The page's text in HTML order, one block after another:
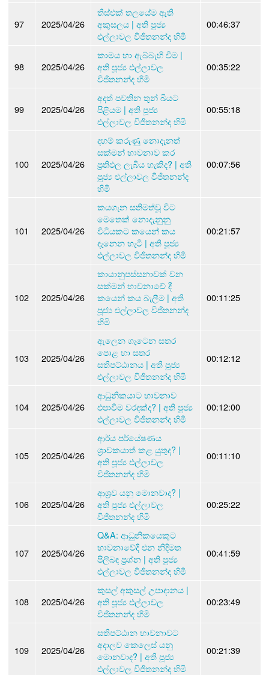
97 2025/04/26
තිස්එක් තලයේම ඇති
අකුසලය | අති පූජ්‍ය
එල්ලාවල විජිතනන්ද හිමි
00:46:37
98 2025/04/26
කාමය හා ඇබ්බැහි වීම |
අති පූජ්‍ය එල්ලාවල
විජිතනන්ද හිමි
00:35:22
99 2025/04/26
අදත් පවතින තුන් බියට
පිළියම | අති පූජ්‍ය
එල්ලාවල විජිතනන්ද හිමි
00:55:18
100 2025/04/26
දහම් කරුණු නොදැනත්
සක්මන් භාවනාව කර
ප්‍රතිඵල ලැබිය හැකිද? | අති
පූජ්‍ය එල්ලාවල විජිතනන්ද
හිමි
00:07:56
101 2025/04/26
කයගැන සතිමත්වූ විට
මෙතෙක් නොදැනුනු
විධියකට කයෙන් කය
දැනෙන හැටි | අති පූජ්‍ය
එල්ලාවල විජිතනන්ද හිමි
00:21:57
102 2025/04/26
කායානුපස්සනාවක් වන
සක්මන් භාවනාවේ දී
කයෙන් කය බැලීම | අති
පූජ්‍ය එල්ලාවල විජිතනන්ද
හිමි
00:11:25
103 2025/04/26
ඇලෙන ගැටෙන සතර
පොළ හා සතර
සතිපට්ඨානය | අති පූජ්‍ය
එල්ලාවල විජිතනන්ද හිමි
00:12:12
104 2025/04/26
ආධුනිකයාට භාවනාව
එපාවීම වරදක්ද? | අති පූජ්‍ය
එල්ලාවල විජිතනන්ද හිමි
00:12:00
105 2025/04/26
ආර්ය පර්යේෂණය
ශ්‍රාවකයාත් කළ යුතුද? |
අති පූජ්‍ය එල්ලාවල
විජිතනන්ද හිමි
00:11:10
106 2025/04/26
ආශ්‍රව යනු මොනවාද? |
අති පූජ්‍ය එල්ලාවල
විජිතනන්ද හිමි
00:25:22
107 2025/04/26
Q&A: ආධුනිකයෙකුට
භාවනාවේදී එන නිදිමත
පිලිබඳ ප්‍රශ්න | අති පූජ්‍ය
එල්ලාවල විජිතනන්ද හිමි
00:41:59
108 2025/04/26
කුසල් අකුසල් උපාදානය |
අති පූජ්‍ය එල්ලාවල
විජිතනන්ද හිමි
00:23:49
109 2025/04/26
සතිපට්ඨාන භාවනාවට
අදාලව කෙලෙස් යනු
මොනවාද? | අති පූජ්‍ය
එල්ලාවල විජිතනන්ද හිමි
00:21:39